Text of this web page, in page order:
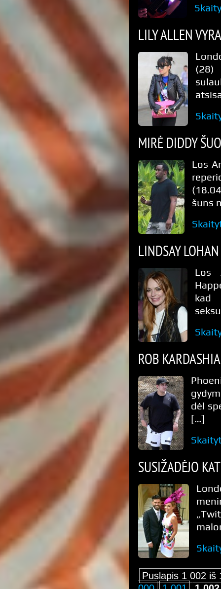
LILY ALLEN
(28)
MIRĖ DIDDY ŠUO
Los
šuns
LINDSAY
Los
kad
ROB
dėl
[…]
SUSIŽADĖJO
Puslapis 1 002 iš